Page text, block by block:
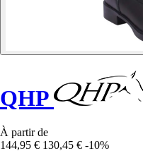
QHP
À partir de
144,95 € 130,45 € -10%